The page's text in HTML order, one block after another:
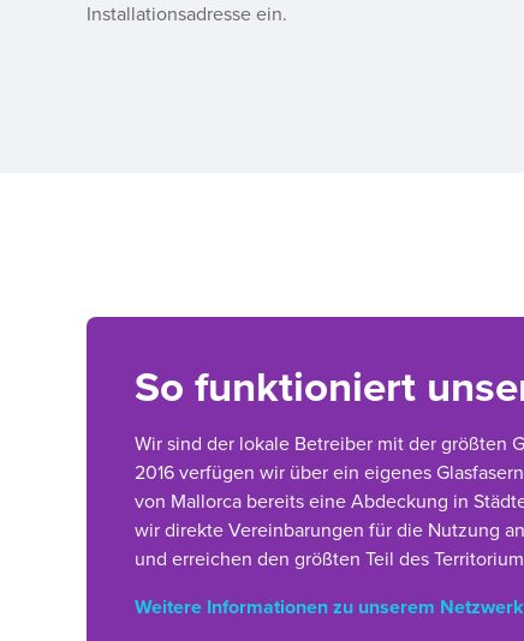
Installationsadresse ein.
So funktioniert
Wir sind der lokale Betreiber mit der größten
2016 verfügen wir über ein eigenes
von Mallorca bereits eine Abdeckung in
wir direkte Vereinbarungen für die Nutzung
und erreichen den größten Teil des
Weitere Informationen zu unserem Netzwerk